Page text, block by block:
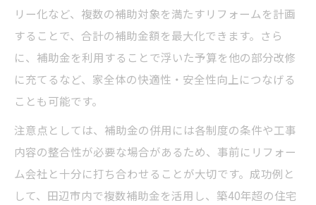
リー化など、複数の補助対象を満たすリフォームを計画
することで、合計の補助金額を最大化できます。さら
に、補助金を利用することで浮いた予算を他の部分改修
に充てるなど、家全体の快適性・安全性向上につなげる
ことも可能です。
注意点としては、補助金の併用には各制度の条件や工事
内容の整合性が必要な場合があるため、事前にリフォー
ム会社と十分に打ち合わせることが大切です。成功例と
して、田辺市内で複数補助金を活用し、築40年超の住宅